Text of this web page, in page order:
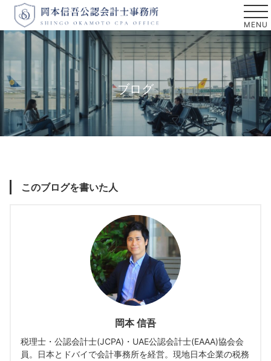
ブログ
このブログを書いた人
岡本 信吾
税理士・公認会計士(JCPA)・UAE公認会計士(EAAA)協会会
員。日本とドバイで会計事務所を経営。現地日本企業の税務